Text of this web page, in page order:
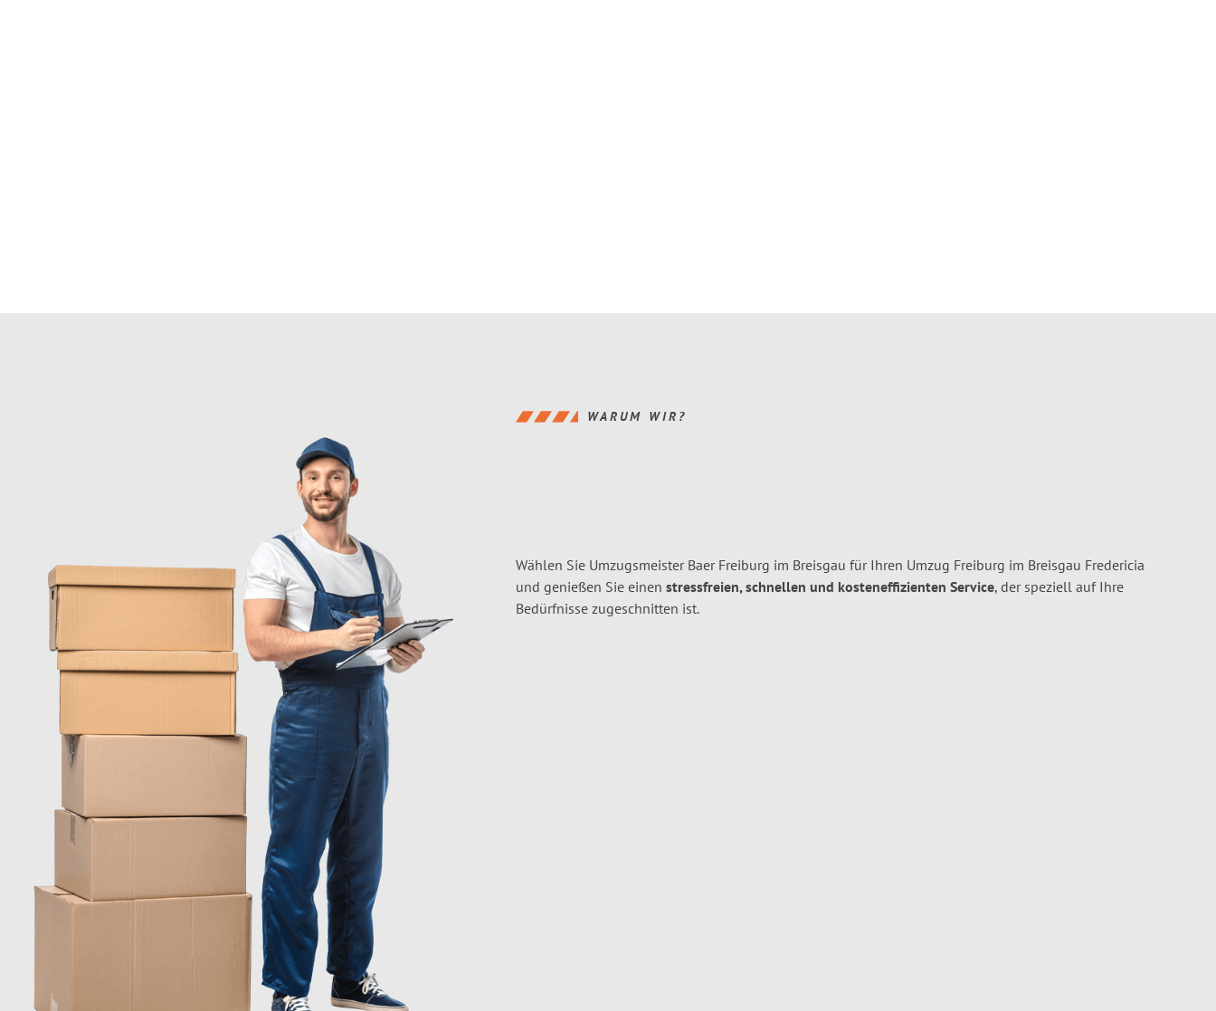
WARUM WIR?
Wählen Sie Umzugsmeister Baer Freiburg im Breisgau für Ihren Umzug Freiburg im Breisgau Fredericia
und genießen Sie einen stressfreien, schnellen und kosteneffizienten Service, der speziell auf Ihre
Bedürfnisse zugeschnitten ist.